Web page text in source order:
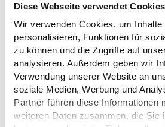
Diese Webseite verwendet Cookies
Wir verwenden Cookies, um Inhalte
personalisieren, Funktionen für
zu können und die Zugriffe auf
analysieren. Außerdem geben wir
Verwendung unserer Website an
soziale Medien, Werbung und
Partner führen diese Informationen
weiteren Daten zusammen, die Sie
AKTIV-
ANGEBOT
E
Von Kanu, SUP,
Wandern bis
Radfahren.
© OHT OliverFranke
SHOPPIN
G
Von Shopping
und
Sightseeing bis
Kultur.
© TI
WAS MUSS ICH